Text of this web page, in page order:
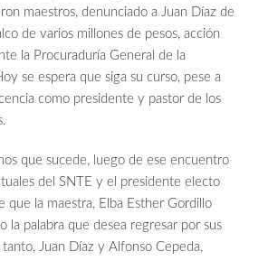
maestros, denunciado a Juan Díaz de
de varios millones de pesos, acción
la Procuraduría General de la
se espera que siga su curso, pese a
como presidente y pastor de los
que sucede, luego de ese encuentro
del SNTE y el presidente electo
que la maestra, Elba Esther Gordillo
la palabra que desea regresar por sus
Juan Díaz y Alfonso Cepeda,